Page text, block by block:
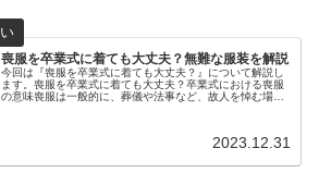
喪服を卒業式に着ても大丈夫？無難な服装を解説
今回は『喪服を卒業式に着ても大丈夫？』について解説し
ます。喪服を卒業式に着ても大丈夫？卒業式における喪服
の意味喪服は一般的に、葬儀や法事など、故人を悼む場で
2023.12.31